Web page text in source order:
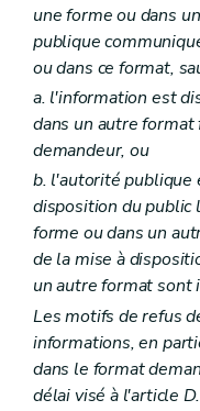
une forme ou dans
publique
ou dans ce format,
a. l'information est
dans un autre
demandeur, ou
b. l'autorité publique
disposition du public
forme ou dans un
de la mise à
un autre format sont
Les motifs de refus
informations, en
dans le format
délai visé à l'article